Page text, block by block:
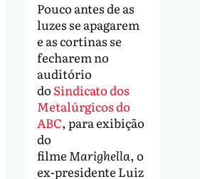
Pouco antes de as
luzes se apagarem
e as cortinas se
fecharem no
auditório
do Sindicato dos
Metalúrgicos do
ABC, para exibição
do
filmeMarighella, o
ex-presidente Luiz